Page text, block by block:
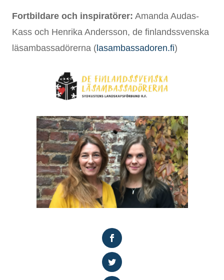
Fortbildare och inspiratörer: Amanda Audas-
Kass och Henrika Andersson, de finlandssvenska
läsambassadörerna ( lasambassadoren.fi)